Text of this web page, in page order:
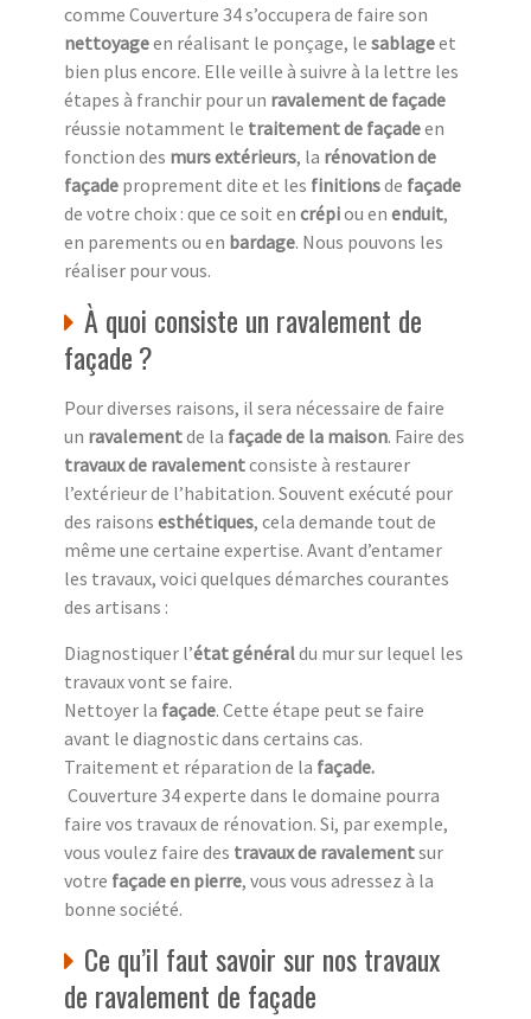
comme Couverture 34 s’occupera de faire son
nettoyageen réalisant le ponçage, le sablageet
bien plus encore. Elle veille à suivre à la lettre les
étapes à franchir pour un ravalement de façade
réussie notamment le traitement de façadeen
fonction des murs extérieurs, la rénovation de
façade proprement dite et les finitionsde façade
de votre choix : que ce soit en crépiou en enduit,
en parements ou en bardage. Nous pouvons les
réaliser pour vous.
À quoi consiste un ravalement de
façade ?
Pour diverses raisons, il sera nécessaire de faire
un ravalementde la façade de la maison. Faire des
travaux de ravalementconsiste à restaurer
l’extérieur de l’habitation. Souvent exécuté pour
des raisons esthétiques, cela demande tout de
même une certaine expertise. Avant d’entamer
les travaux, voici quelques démarches courantes
des artisans :
Diagnostiquer l’état généraldu mur sur lequel les
travaux vont se faire.
Nettoyer la façade. Cette étape peut se faire
avant le diagnostic dans certains cas.
Traitement et réparation de la façade.
Couverture 34 experte dans le domaine pourra
faire vos travaux de rénovation. Si, par exemple,
vous voulez faire des travaux de ravalementsur
votre façade en pierre, vous vous adressez à la
bonne société.
Ce qu’il faut savoir sur nos travaux
de ravalement de façade